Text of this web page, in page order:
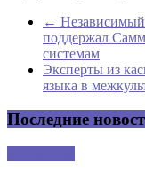
← Независимый
поддержал
системам
Эксперты из
языка в
Последние